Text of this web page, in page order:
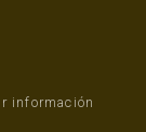
información